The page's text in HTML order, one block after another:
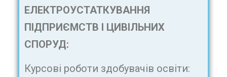
ЕЛЕКТРОУСТАТКУВАННЯ
ПІДПРИЄМСТВ І ЦИВІЛЬНИХ
СПОРУД:
Курсові роботи здобувачів освіти: